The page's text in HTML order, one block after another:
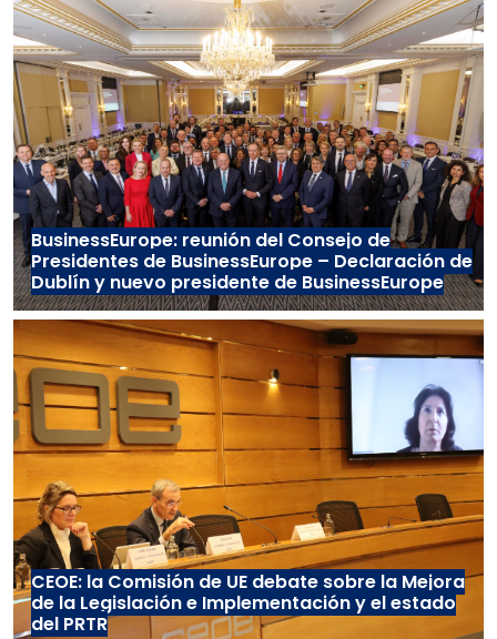
BusinessEurope: reunión del Consejo de
Presidentes de BusinessEurope – Declaración de
Dublín y nuevo presidente de BusinessEurope
CEOE: la Comisión de UE debate sobre la Mejora
de la Legislación e Implementación y el estado
del PRTR